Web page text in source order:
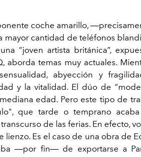
coche amarillo,
mayor cantidad de teléfonos
“joven artista británica”,
aborda temas muy actuales.
abyección y
y la vitalidad. El dúo de
edad. Pero este tipo de
que tarde o temprano
de las ferias. En efecto,
lienzo. Es el caso de una obra de
―por fin― de exportarse a